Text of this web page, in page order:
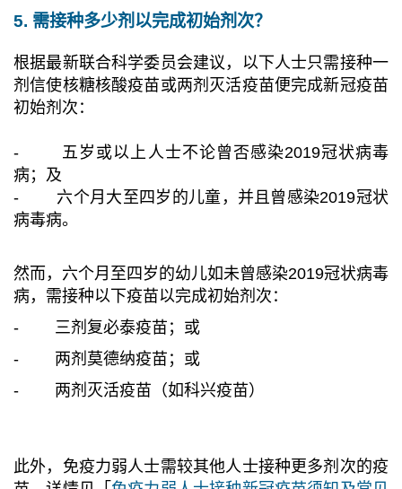
5. 需接种多少剂以完成初始剂次？
根据最新联合科学委员会建议，以下人士只需接种一
剂信使核糖核酸疫苗或两剂灭活疫苗便完成新冠疫苗
初始剂次：
- 五岁或以上人士不论曾否感染2019冠状病毒
病；及
- 六个月大至四岁的儿童，并且曾感染2019冠状
病毒病。
然而，六个月至四岁的幼儿如未曾感染2019冠状病毒
病，需接种以下疫苗以完成初始剂次：
- 三剂复必泰疫苗；或
- 两剂莫德纳疫苗；或
- 两剂灭活疫苗（如科兴疫苗）
此外，免疫力弱人士需较其他人士接种更多剂次的疫